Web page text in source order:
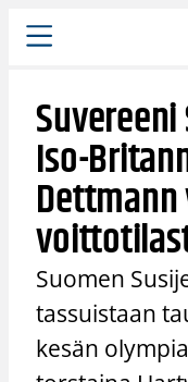
Siirry
sisältöön
Iso-
Suomen
tassuistaan
kesän